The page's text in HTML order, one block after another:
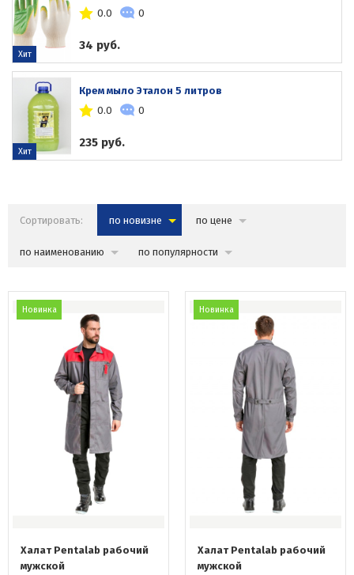
0.0
0
34 руб.
Хит
Крем мыло Эталон 5 литров
0.0
0
235 руб.
Хит
Сортировать: по новизне по цене
по наименованию по популярности
Новинка
Халат Pentalab рабочий
мужской
Новинка
Халат Pentalab рабочий
мужской